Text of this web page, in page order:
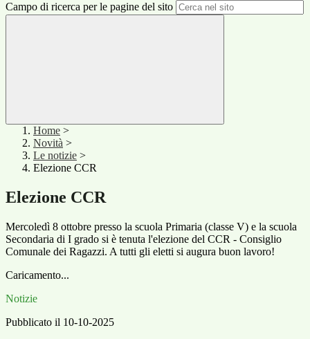
Campo di ricerca per le pagine del sito
Home >
Novità >
Le notizie >
Elezione CCR
Elezione CCR
Mercoledì 8 ottobre presso la scuola Primaria (classe V) e la scuola
Secondaria di I grado si è tenuta l'elezione del CCR - Consiglio
Comunale dei Ragazzi. A tutti gli eletti si augura buon lavoro!
Caricamento...
Notizie
Pubblicato il 10-10-2025